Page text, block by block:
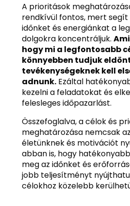
A prioritások
rendkívül fontos, mert segít
időnket és energiánkat a
dolgokra koncentráljuk.
hogy mi a legfontosabb
könnyebben tudjuk
tevékenységeknek kell
adnunk.Ezáltal
kezelni a feladatokat és
felesleges időpazarlást.
Összefoglalva, a célok és
meghatározása nemcsak
életünknek és motivációt
abban is, hogy
meg az időnket és
jobb teljesítményt
célokhoz közelebb